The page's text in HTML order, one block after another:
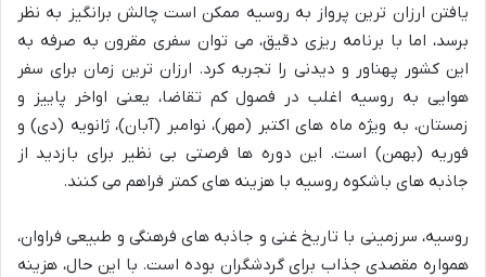
یافتن ارزان ترین پرواز به روسیه ممکن است چالش برانگیز به نظر
برسد، اما با برنامه ریزی دقیق، می توان سفری مقرون به صرفه به
این کشور پهناور و دیدنی را تجربه کرد. ارزان ترین زمان برای سفر
هوایی به روسیه اغلب در فصول کم تقاضا، یعنی اواخر پاییز و
زمستان، به ویژه ماه های اکتبر (مهر)، نوامبر (آبان)، ژانویه (دی) و
فوریه (بهمن) است. این دوره ها فرصتی بی نظیر برای بازدید از
جاذبه های باشکوه روسیه با هزینه های کمتر فراهم می کنند.
روسیه، سرزمینی با تاریخ غنی و جاذبه های فرهنگی و طبیعی فراوان،
همواره مقصدی جذاب برای گردشگران بوده است. با این حال، هزینه